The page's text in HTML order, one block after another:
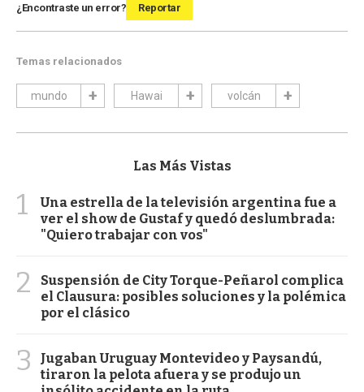
¿Encontraste un error? Reportar
Temas relacionados
mundo Hawai volcán
Las Más Vistas
1
Una estrella de la televisión argentina fue a
ver el show de Gustaf y quedó deslumbrada:
"Quiero trabajar con vos"
2
Suspensión de City Torque-Peñarol complica
el Clausura: posibles soluciones y la polémica
por el clásico
3
Jugaban Uruguay Montevideo y Paysandú,
tiraron la pelota afuera y se produjo un